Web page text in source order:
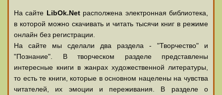
На сайте LibOk.Netрасполжена электронная библиотека,
в которой можно скачивать и читать тысячи книг в режиме
онлайн без регистрации.
На сайте мы сделали два раздела - "Творчество" и
"Познание". В творческом разделе представлены
интересные книги в жанрах художественной литературы,
то есть те книги, которые в основном нацелены на чувства
читателей, их эмоции и переживания. В разделе о